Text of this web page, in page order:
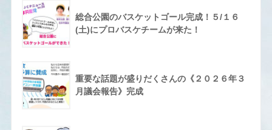
総合公園のバスケットゴール完成！５/１６
(土)にプロバスケチームが来た！
重要な話題が盛りだくさんの《２０２６年３
月議会報告》完成